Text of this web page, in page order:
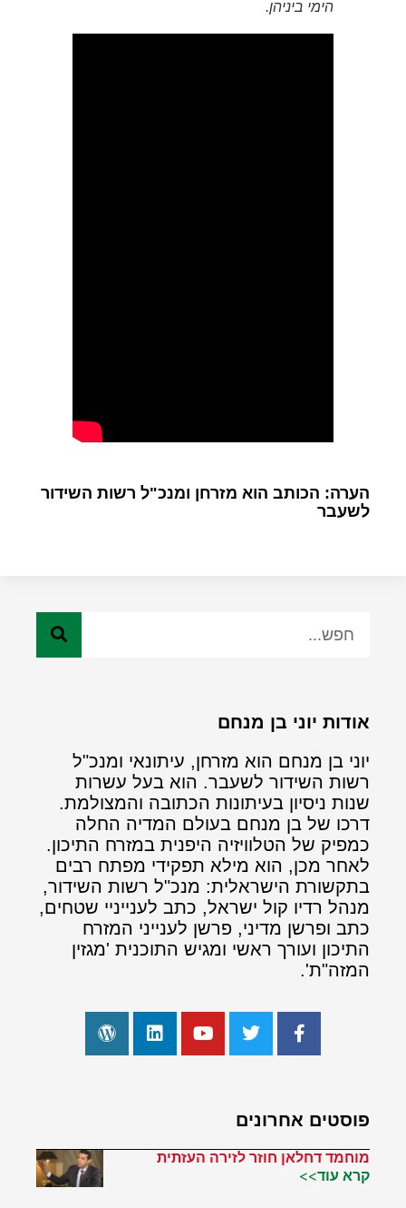
הימי ביניהן.
הערה: הכותב הוא מזרחן ומנכ"ל רשות השידור
לשעבר
אודות יוני בן מנחם
יוני בן מנחם הוא מזרחן, עיתונאי ומנכ"ל
רשות השידור לשעבר. הוא בעל עשרות
שנות ניסיון בעיתונות הכתובה והמצולמת.
דרכו של בן מנחם בעולם המדיה החלה
כמפיק של הטלוויזיה היפנית במזרח התיכון.
לאחר מכן, הוא מילא תפקידי מפתח רבים
בתקשורת הישראלית: מנכ"ל רשות השידור,
מנהל רדיו קול ישראל, כתב לענייניי שטחים,
כתב ופרשן מדיני, פרשן לענייני המזרח
התיכון ועורך ראשי ומגיש התוכנית 'מגזין
המזה"ת'.
פוסטים אחרונים
מוחמד דחלאן חוזר לזירה העזתית
קרא עוד>>